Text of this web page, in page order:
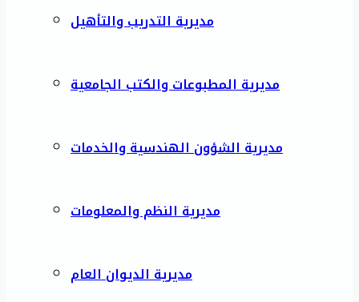
مديرية التدريب والتأهيل
مديرية المطبوعات والكتب الجامعية
مديرية الشؤون الهندسية والخدمات
مديرية النظم والمعلومات
مديرية الديوان العام